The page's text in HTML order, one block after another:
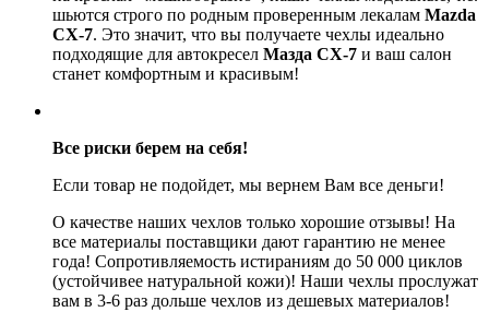
шьются строго по родным проверенным лекалам Mazda
CX-7. Это значит, что вы получаете чехлы идеально
подходящие для автокресел Мазда СХ-7 и ваш салон
станет комфортным и красивым!
Все риски берем на себя!
Если товар не подойдет, мы вернем Вам все деньги!
О качестве наших чехлов только хорошие отзывы! На
все материалы поставщики дают гарантию не менее
года! Сопротивляемость истираниям до 50 000 циклов
(устойчивее натуральной кожи)! Наши чехлы прослужат
вам в 3-6 раз дольше чехлов из дешевых материалов!